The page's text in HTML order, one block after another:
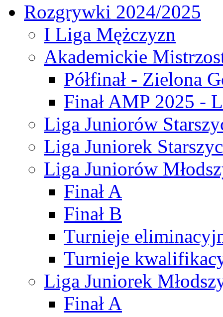
Rozgrywki 2024/2025
I Liga Mężczyzn
Akademickie
Półfinał - Zielona
Finał AMP 2025 -
Liga Juniorów
Liga Juniorek
Liga Juniorów
Finał A
Finał B
Turnieje
Turnieje
Liga Juniorek
Finał A